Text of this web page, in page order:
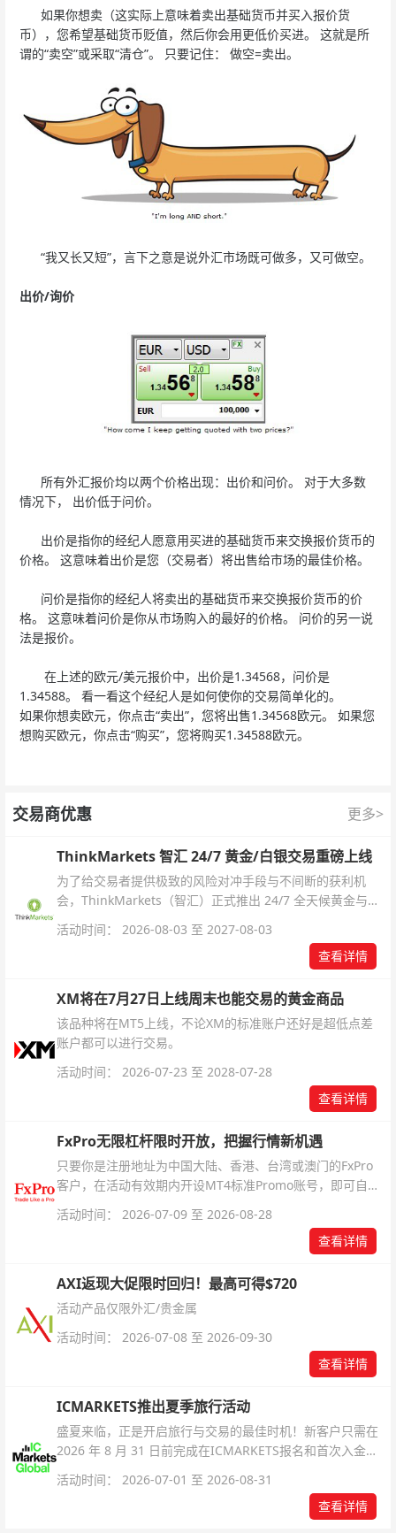
如果你想卖（这实际上意味着卖出基础货币并买入报价货
币），您希望基础货币贬值，然后你会用更低价买进。 这就是所
谓的“卖空”或采取“清仓”。 只要记住： 做空=卖出。
“我又长又短”，言下之意是说外汇市场既可做多，又可做空。
出价/询价
所有外汇报价均以两个价格出现：出价和问价。 对于大多数
情况下， 出价低于问价。
出价是指你的经纪人愿意用买进的基础货币来交换报价货币的
价格。 这意味着出价是您（交易者）将出售给市场的最佳价格。
问价是指你的经纪人将卖出的基础货币来交换报价货币的价
格。 这意味着问价是你从市场购入的最好的价格。 问价的另一说
法是报价。
在上述的欧元/美元报价中，出价是1.34568，问价是
1.34588。 看一看这个经纪人是如何使你的交易简单化的。
如果你想卖欧元，你点击“卖出”，您将出售1.34568欧元。 如果您
想购买欧元，你点击“购买”，您将购买1.34588欧元。
交易商优惠 更多>
ThinkMarkets 智汇 24/7 黄金/白银交易重磅上线
为了给交易者提供极致的风险对冲手段与不间断的获利机
会，ThinkMarkets（智汇）正式推出 24/7 全天候黄金与白
银交易！本文将为您详细拆解本次升级的核心交易品种、杠
杆配置、支持软件及交易细则。
活动时间： 2026-08-03 至 2027-08-03
查看详情
XM将在7月27日上线周末也能交易的黄金商品
该品种将在MT5上线，不论XM的标准账户还好是超低点差
账户都可以进行交易。
活动时间： 2026-07-23 至 2028-07-28
查看详情
FxPro无限杠杆限时开放，把握行情新机遇
只要你是注册地址为中国大陆、香港、台湾或澳门的FxPro
客户，在活动有效期内开设MT4标准Promo账号，即可自动
解锁无限倍杠杆福利，无需额外复杂操作。
活动时间： 2026-07-09 至 2026-08-28
查看详情
AXI返现大促限时回归！最高可得$720
活动产品仅限外汇/贵金属
活动时间： 2026-07-08 至 2026-09-30
查看详情
ICMARKETS推出夏季旅行活动
盛夏来临，正是开启旅行与交易的最佳时机！新客户只需在
2026 年 8 月 31 日前完成在ICMARKETS报名和首次入金即
可参与！
活动时间： 2026-07-01 至 2026-08-31
查看详情